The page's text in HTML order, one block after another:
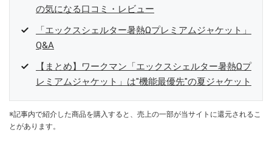
の気になる口コミ・レビュー
「エックスシェルター暑熱Ωプレミアムジャケット」
Q&A
【まとめ】ワークマン「エックスシェルター暑熱Ωプ
レミアムジャケット」は"機能最優先"の夏ジャケット
※記事内で紹介した商品を購入すると、売上の一部が当サイトに還元されるこ
とがあります。